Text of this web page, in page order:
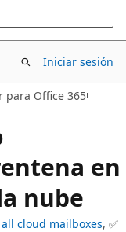
Iniciar sesión
para Office 365
en
nube
cloud mailboxes, ✅